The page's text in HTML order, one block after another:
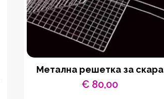
Метална решетка за скара
€ 80,00